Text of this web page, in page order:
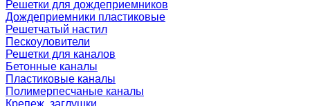
Решетки для дождеприемников
Дождеприемники пластиковые
Решетчатый настил
Пескоуловители
Решетки для каналов
Бетонные каналы
Пластиковые каналы
Полимерпесчаные каналы
Крепеж, заглушки